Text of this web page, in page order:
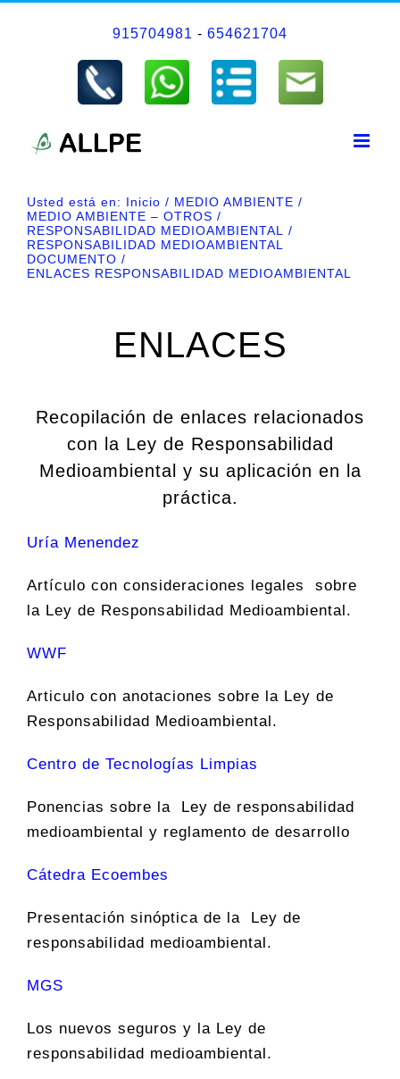
915704981 - 654621704
Usted está en: Inicio
MEDIO AMBIENTE
MEDIO AMBIENTE – OTROS
RESPONSABILIDAD MEDIOAMBIENTAL
RESPONSABILIDAD MEDIOAMBIENTAL
DOCUMENTO
ENLACES RESPONSABILIDAD MEDIOAMBIENTAL
ENLACES
Recopilación de enlaces relacionados
con la Ley de Responsabilidad
Medioambiental y su aplicación en la
práctica.
Uría Menendez
Artículo con consideraciones legales sobre
la Ley de Responsabilidad Medioambiental.
WWF
Articulo con anotaciones sobre la Ley de
Responsabilidad Medioambiental.
Centro de Tecnologías Limpias
Ponencias sobre la Ley de responsabilidad
medioambiental y reglamento de desarrollo
Cátedra Ecoembes
Presentación sinóptica de la Ley de
responsabilidad medioambiental.
MGS
Los nuevos seguros y la Ley de
responsabilidad medioambiental.